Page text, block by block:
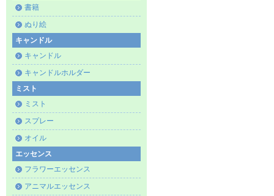
書籍
ぬり絵
キャンドル
キャンドル
キャンドルホルダー
ミスト
ミスト
スプレー
オイル
エッセンス
フラワーエッセンス
アニマルエッセンス